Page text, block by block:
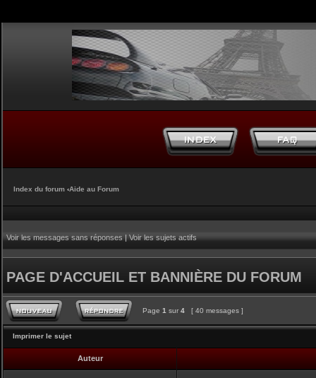
Index du forum ‹Aide au Forum
Voir les messages sans réponses|Voir les sujets actifs
PAGE D'ACCUEIL ET BANNIÈRE DU FORUM
Page 1 sur 4 [ 40 messages ]
Imprimer le sujet
Auteur